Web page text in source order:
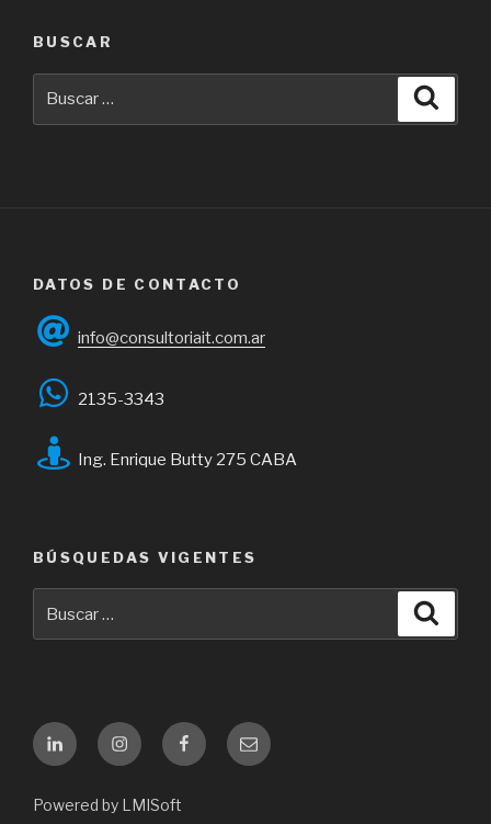
BUSCAR
DATOS DE CONTACTO
info@consultoriait.com.ar
2135-3343
Ing. Enrique Butty 275 CABA
BÚSQUEDAS VIGENTES
por:
LinkedinInstagramFacebookEmail
Powered by LMISoft